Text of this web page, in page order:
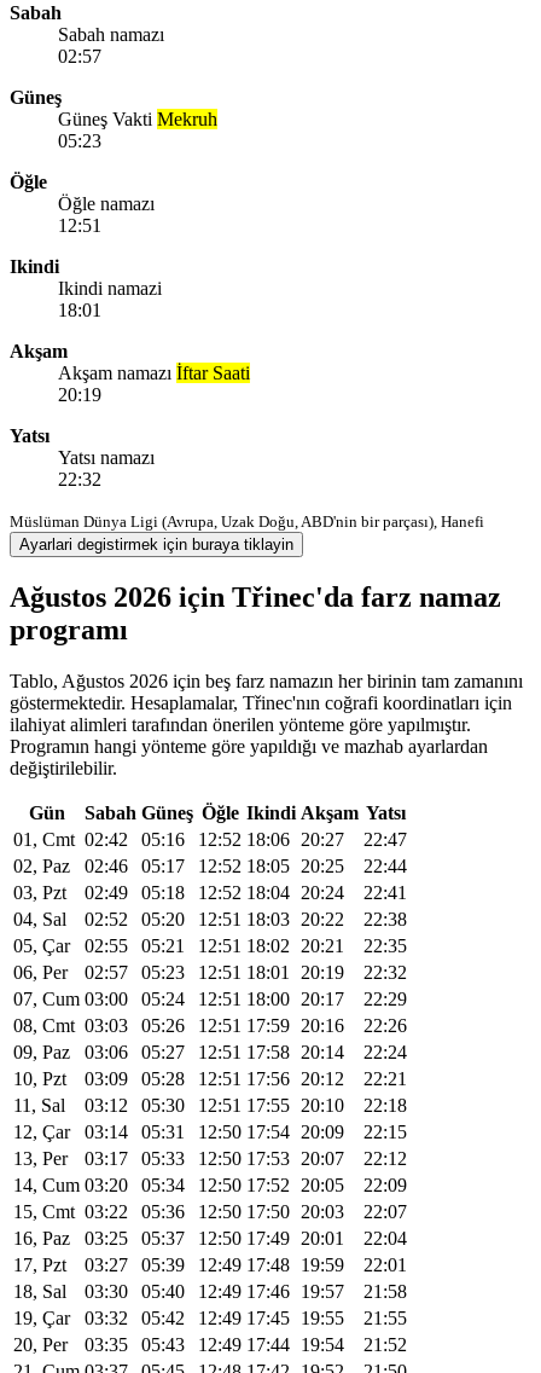
Sabah
Sabah namazı
02:57
Güneş
Güneş Vakti Mekruh
05:23
Öğle
Öğle namazı
12:51
Ikindi
Ikindi namazi
18:01
Akşam
Akşam namazı İftar Saati
20:19
Yatsı
Yatsı namazı
22:32
Müslüman Dünya Ligi (Avrupa, Uzak Doğu, ABD'nin bir parçası), Hanefi
Ayarlari degistirmek için buraya tiklayin
Ağustos 2026 için Třinec'da farz namaz
programı
Tablo, Ağustos 2026 için beş farz namazın her birinin tam zamanını
göstermektedir. Hesaplamalar, Třinec'nın coğrafi koordinatları için
ilahiyat alimleri tarafından önerilen yönteme göre yapılmıştır.
Programın hangi yönteme göre yapıldığı ve mazhab ayarlardan
değiştirilebilir.
Gün Sabah Güneş Öğle Ikindi Akşam Yatsı
01, Cmt 02:42 05:16 12:52 18:06 20:27
22:47
02, Paz
02:46 05:17 12:52 18:05 20:25
22:44
03, Pzt
02:49 05:18 12:52 18:04 20:24
22:41
04, Sal
02:52 05:20 12:51 18:03 20:22
22:38
05, Çar
02:55 05:21 12:51 18:02 20:21
22:35
06, Per
02:57 05:23 12:51 18:01 20:19
22:32
07, Cum 03:00 05:24 12:51 18:00 20:17
22:29
08, Cmt 03:03 05:26 12:51 17:59 20:16
22:26
09, Paz
03:06 05:27 12:51 17:58 20:14
22:24
10, Pzt
03:09 05:28 12:51 17:56 20:12
22:21
11, Sal
03:12 05:30 12:51 17:55 20:10
22:18
12, Çar
03:14 05:31 12:50 17:54 20:09
22:15
13, Per
03:17 05:33 12:50 17:53 20:07
22:12
14, Cum 03:20 05:34 12:50 17:52 20:05
22:09
15, Cmt 03:22 05:36 12:50 17:50 20:03
22:07
16, Paz
03:25 05:37 12:50 17:49 20:01
22:04
17, Pzt
03:27 05:39 12:49 17:48 19:59
22:01
18, Sal
03:30 05:40 12:49 17:46 19:57
21:58
19, Çar
03:32 05:42 12:49 17:45 19:55
21:55
20, Per
03:35 05:43 12:49 17:44 19:54
21:52